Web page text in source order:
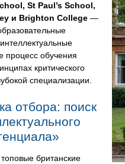
St Paul’s School,
и Brighton College —
процесс обучения
критического
специализации.
отбора: поиск
британские